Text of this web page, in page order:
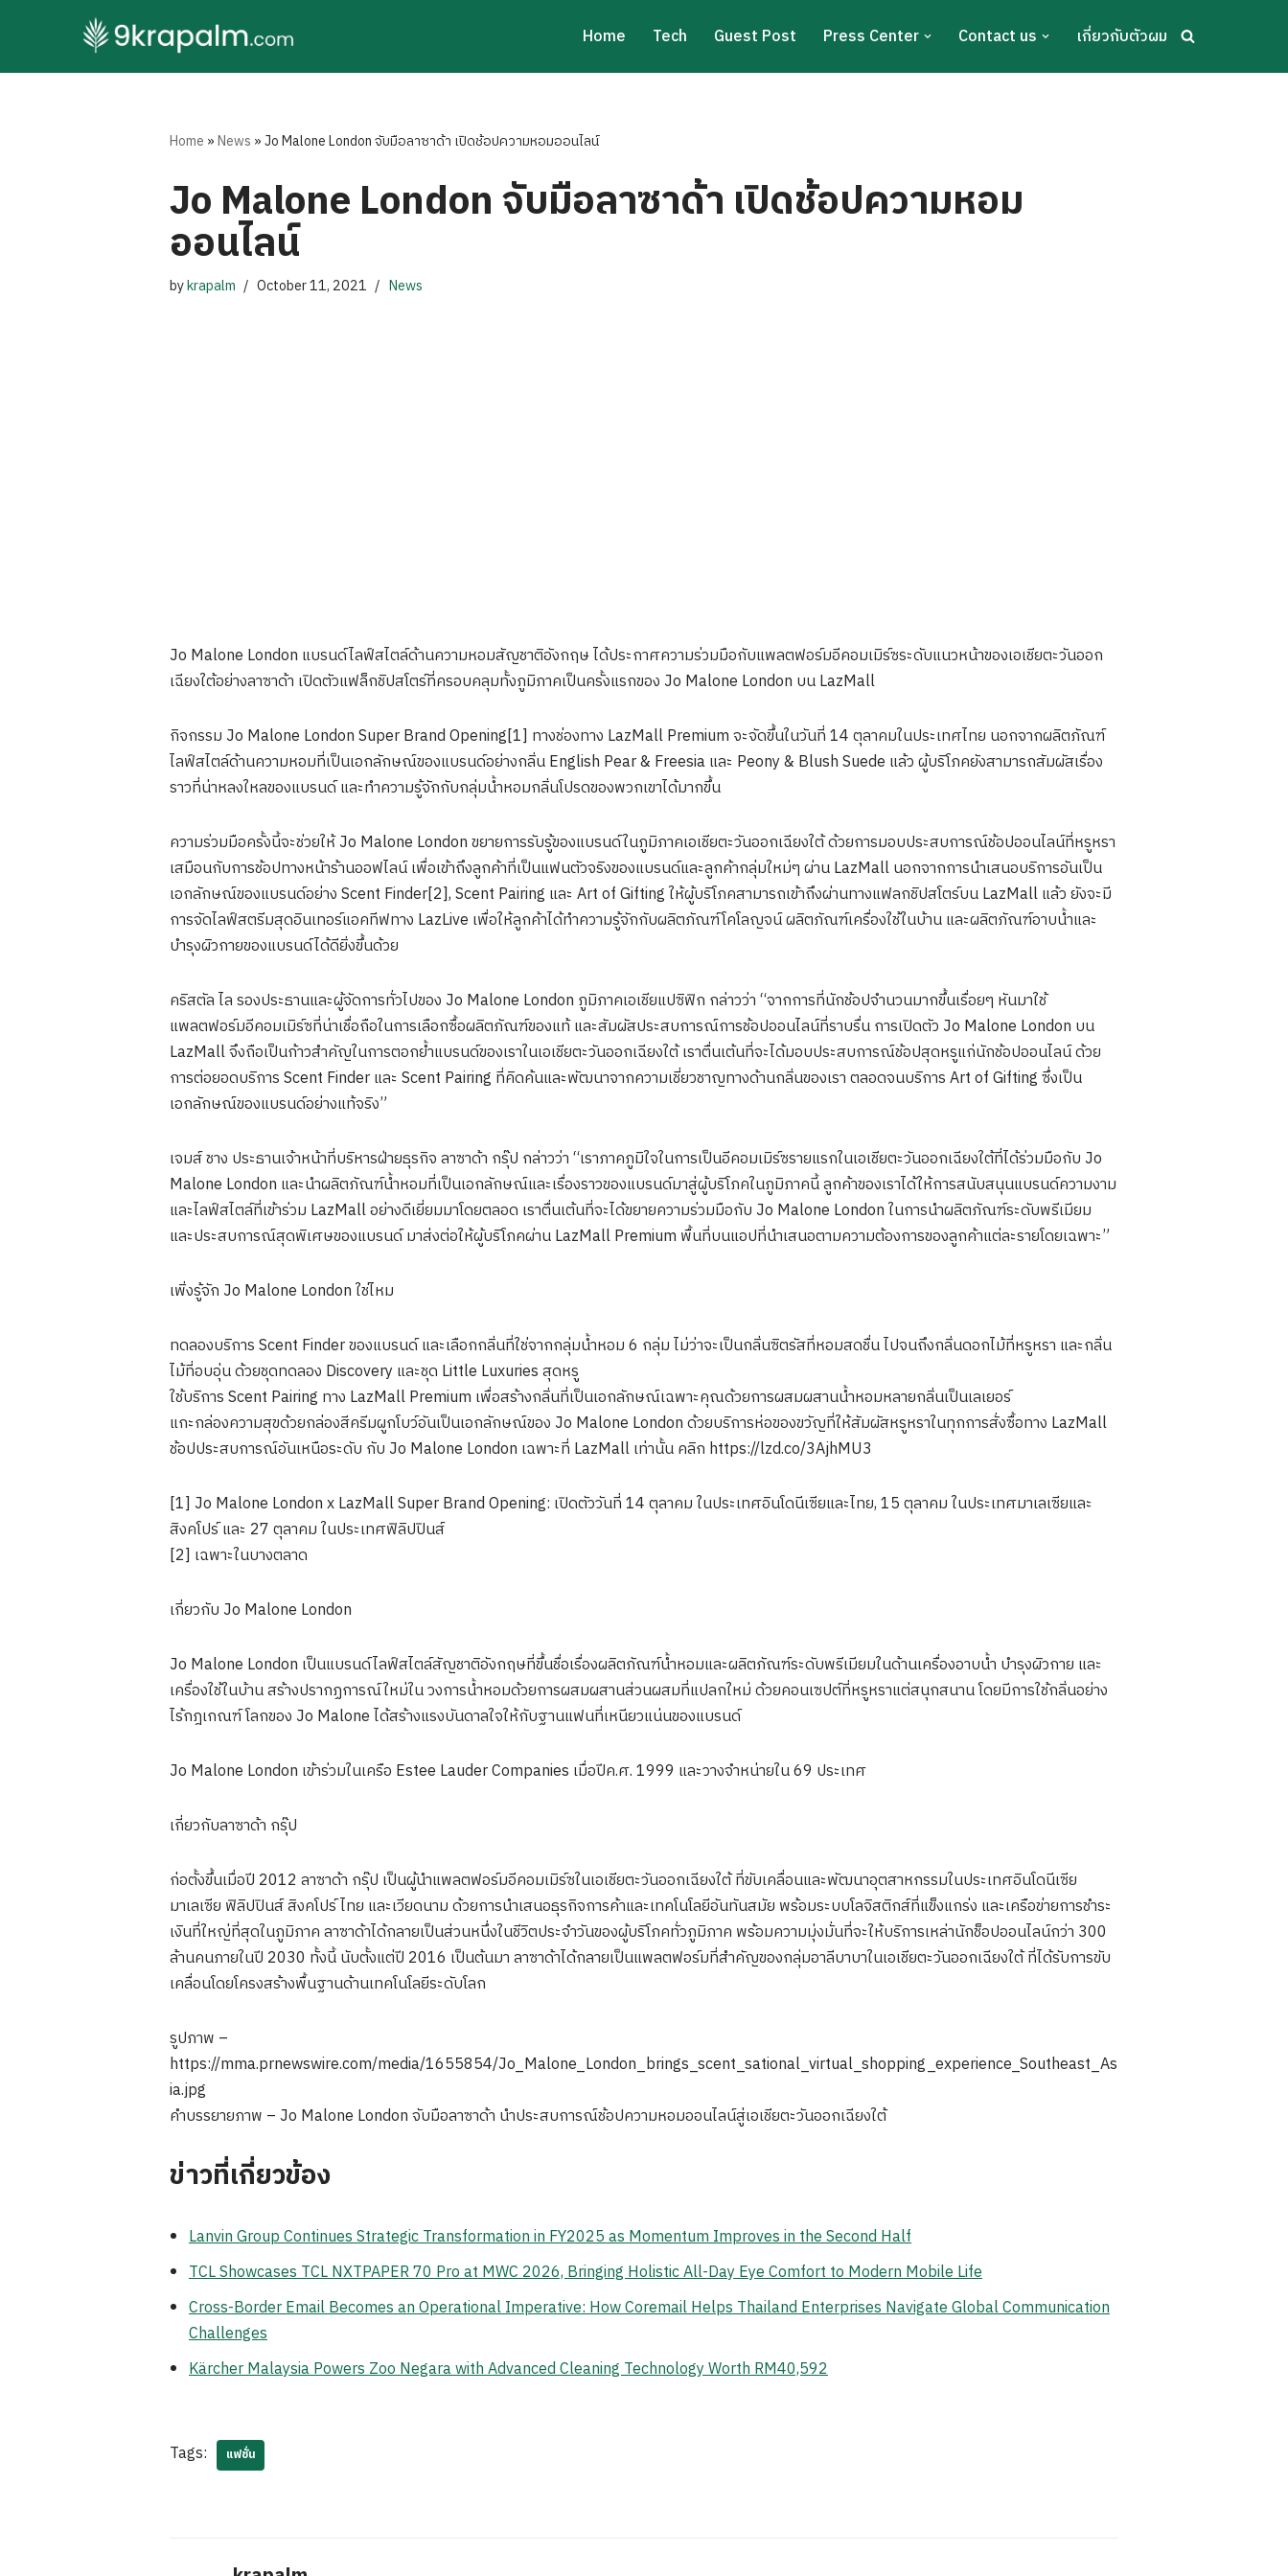
to
Home Tech Guest Post Press Center Contact us เกี่ยวกับตัวผม
Home »News »​Jo Malone London จับมือลาซาด้า เปิดช้อปความหอมออนไลน์
​Jo Malone London จับมือลาซาด้า เปิดช้อปความหอม
ออนไลน์
bykrapalm October 11, 2021 News
Jo Malone London แบรนด์ไลฟ์สไตล์ด้านความหอมสัญชาติอังกฤษ ได้ประกาศความร่วมมือกับแพลตฟอร์มอีคอมเมิร์ซระดับแนวหน้าของเอเชียตะวันออก
เฉียงใต้อย่างลาซาด้า เปิดตัวแฟล็กชิปสโตร์ที่ครอบคลุมทั้งภูมิภาคเป็นครั้งแรกของ Jo Malone London บน LazMall
กิจกรรม Jo Malone London Super Brand Opening[1] ทางช่องทาง LazMall Premium จะจัดขึ้นในวันที่ 14 ตุลาคมในประเทศไทย นอกจากผลิตภัณฑ์
ไลฟ์สไตล์ด้านความหอมที่เป็นเอกลักษณ์ของแบรนด์อย่างกลิ่น English Pear & Freesia และ Peony & Blush Suede แล้ว ผู้บริโภคยังสามารถสัมผัสเรื่อง
ราวที่น่าหลงใหลของแบรนด์ และทำความรู้จักกับกลุ่มน้ำหอมกลิ่นโปรดของพวกเขาได้มากขึ้น
ความร่วมมือครั้งนี้จะช่วยให้ Jo Malone London ขยายการรับรู้ของแบรนด์ในภูมิภาคเอเชียตะวันออกเฉียงใต้ ด้วยการมอบประสบการณ์ช้อปออนไลน์ที่หรูหรา
เสมือนกับการช้อปทางหน้าร้านออฟไลน์ เพื่อเข้าถึงลูกค้าที่เป็นแฟนตัวจริงของแบรนด์และลูกค้ากลุ่มใหม่ๆ ผ่าน LazMall นอกจากการนำเสนอบริการอันเป็น
เอกลักษณ์ของแบรนด์อย่าง Scent Finder[2], Scent Pairing และ Art of Gifting ให้ผู้บริโภคสามารถเข้าถึงผ่านทางแฟลกชิปสโตร์บน LazMall แล้ว ยังจะมี
การจัดไลฟ์สตรีมสุดอินเทอร์แอคทีฟทาง LazLive เพื่อให้ลูกค้าได้ทำความรู้จักกับผลิตภัณฑ์โคโลญจน์ ผลิตภัณฑ์เครื่องใช้ในบ้าน และผลิตภัณฑ์อาบน้ำและ
บำรุงผิวกายของแบรนด์ได้ดียิ่งขึ้นด้วย
คริสตัล ไล รองประธานและผู้จัดการทั่วไปของ Jo Malone London ภูมิภาคเอเชียแปซิฟิก กล่าวว่า “จากการที่นักช้อปจำนวนมากขึ้นเรื่อยๆ หันมาใช้
แพลตฟอร์มอีคอมเมิร์ซที่น่าเชื่อถือในการเลือกซื้อผลิตภัณฑ์ของแท้ และสัมผัสประสบการณ์การช้อปออนไลน์ที่ราบรื่น การเปิดตัว Jo Malone London บน
LazMall จึงถือเป็นก้าวสำคัญในการตอกย้ำแบรนด์ของเราในเอเชียตะวันออกเฉียงใต้ เราตื่นเต้นที่จะได้มอบประสบการณ์ช้อปสุดหรูแก่นักช้อปออนไลน์ ด้วย
การต่อยอดบริการ Scent Finder และ Scent Pairing ที่คิดค้นและพัฒนาจากความเชี่ยวชาญทางด้านกลิ่นของเรา ตลอดจนบริการ Art of Gifting ซึ่งเป็น
เอกลักษณ์ของแบรนด์อย่างแท้จริง”
เจมส์ ชาง ประธานเจ้าหน้าที่บริหารฝ่ายธุรกิจ ลาซาด้า กรุ๊ป กล่าวว่า “เราภาคภูมิใจในการเป็นอีคอมเมิร์ซรายแรกในเอเชียตะวันออกเฉียงใต้ที่ได้ร่วมมือกับ Jo
Malone London และนำผลิตภัณฑ์น้ำหอมที่เป็นเอกลักษณ์และเรื่องราวของแบรนด์มาสู่ผู้บริโภคในภูมิภาคนี้ ลูกค้าของเราได้ให้การสนับสนุนแบรนด์ความงาม
และไลฟ์สไตล์ที่เข้าร่วม LazMall อย่างดีเยี่ยมมาโดยตลอด เราตื่นเต้นที่จะได้ขยายความร่วมมือกับ Jo Malone London ในการนำผลิตภัณฑ์ระดับพรีเมียม
และประสบการณ์สุดพิเศษของแบรนด์ มาส่งต่อให้ผู้บริโภคผ่าน LazMall Premium พื้นที่บนแอปที่นำเสนอตามความต้องการของลูกค้าแต่ละรายโดยเฉพาะ”
เพิ่งรู้จัก Jo Malone London ใช่ไหม
ทดลองบริการ Scent Finder ของแบรนด์ และเลือกกลิ่นที่ใช่จากกลุ่มน้ำหอม 6 กลุ่ม ไม่ว่าจะเป็นกลิ่นซิตรัสที่หอมสดชื่น ไปจนถึงกลิ่นดอกไม้ที่หรูหรา และกลิ่น
ไม้ที่อบอุ่น ด้วยชุดทดลอง Discovery และชุด Little Luxuries สุดหรู
ใช้บริการ Scent Pairing ทาง LazMall Premium เพื่อสร้างกลิ่นที่เป็นเอกลักษณ์เฉพาะคุณด้วยการผสมผสานน้ำหอมหลายกลิ่นเป็นเลเยอร์
แกะกล่องความสุขด้วยกล่องสีครีมผูกโบว์อันเป็นเอกลักษณ์ของ Jo Malone London ด้วยบริการห่อของขวัญที่ให้สัมผัสหรูหราในทุกการสั่งซื้อทาง LazMall
ช้อปประสบการณ์อันเหนือระดับ กับ Jo Malone London เฉพาะที่ LazMall เท่านั้น คลิก https://lzd.co/3AjhMU3
[1] Jo Malone London x LazMall Super Brand Opening: เปิดตัววันที่ 14 ตุลาคม ในประเทศอินโดนีเซียและไทย, 15 ตุลาคม ในประเทศมาเลเซียและ
สิงคโปร์ และ 27 ตุลาคม ในประเทศฟิลิปปินส์
[2] เฉพาะในบางตลาด
เกี่ยวกับ Jo Malone London
Jo Malone London เป็นแบรนด์ไลฟ์สไตล์สัญชาติอังกฤษที่ขึ้นชื่อเรื่องผลิตภัณฑ์น้ำหอมและผลิตภัณฑ์ระดับพรีเมียมในด้านเครื่องอาบน้ำ บำรุงผิวกาย และ
เครื่องใช้ในบ้าน สร้างปรากฏการณ์ใหม่ใน วงการน้ำหอมด้วยการผสมผสานส่วนผสมที่แปลกใหม่ ด้วยคอนเซปต์ที่หรูหราแต่สนุกสนาน โดยมีการใช้กลิ่นอย่าง
ไร้กฎเกณฑ์ โลกของ Jo Malone ได้สร้างแรงบันดาลใจให้กับฐานแฟนที่เหนียวแน่นของแบรนด์
Jo Malone London เข้าร่วมในเครือ Estee Lauder Companies เมื่อปีค.ศ. 1999 และวางจำหน่ายใน 69 ประเทศ
เกี่ยวกับลาซาด้า กรุ๊ป
ก่อตั้งขึ้นเมื่อปี 2012 ลาซาด้า กรุ๊ป เป็นผู้นำแพลตฟอร์มอีคอมเมิร์ซในเอเชียตะวันออกเฉียงใต้ ที่ขับเคลื่อนและพัฒนาอุตสาหกรรมในประเทศอินโดนีเซีย
มาเลเซีย ฟิลิปปินส์ สิงคโปร์ ไทย และเวียดนาม ด้วยการนำเสนอธุรกิจการค้าและเทคโนโลยีอันทันสมัย พร้อมระบบโลจิสติกส์ที่แข็งแกร่ง และเครือข่ายการชำระ
เงินที่ใหญ่ที่สุดในภูมิภาค ลาซาด้าได้กลายเป็นส่วนหนึ่งในชีวิตประจำวันของผู้บริโภคทั่วภูมิภาค พร้อมความมุ่งมั่นที่จะให้บริการเหล่านักช็อปออนไลน์กว่า 300
ล้านคนภายในปี 2030 ทั้งนี้ นับตั้งแต่ปี 2016 เป็นต้นมา ลาซาด้าได้กลายเป็นแพลตฟอร์มที่สำคัญของกลุ่มอาลีบาบาในเอเชียตะวันออกเฉียงใต้ ที่ได้รับการขับ
เคลื่อนโดยโครงสร้างพื้นฐานด้านเทคโนโลยีระดับโลก
รูปภาพ –
https://mma.prnewswire.com/media/1655854/Jo_Malone_London_brings_scent_sational_virtual_shopping_experience_Southeast_As
ia.jpg
คำบรรยายภาพ – Jo Malone London จับมือลาซาด้า นำประสบการณ์ช้อปความหอมออนไลน์สู่เอเชียตะวันออกเฉียงใต้
ข่าวที่เกี่ยวข้อง
Lanvin Group Continues Strategic Transformation in FY2025 as Momentum Improves in the Second Half
TCL Showcases TCL NXTPAPER 70 Pro at MWC 2026, Bringing Holistic All-Day Eye Comfort to Modern Mobile Life
Cross-Border Email Becomes an Operational Imperative: How Coremail Helps Thailand Enterprises Navigate Global Communication
Challenges
Kärcher Malaysia Powers Zoo Negara with Advanced Cleaning Technology Worth RM40,592
Tags: แฟชั่น